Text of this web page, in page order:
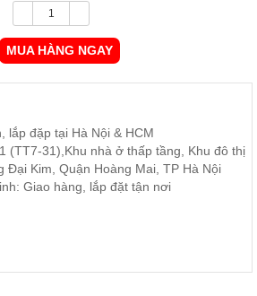
MUA HÀNG NGAY
lắp đặp tại Hà Nội & HCM
(TT7-31),Khu nhà ở thấp tầng, Khu đô thị
Đại Kim, Quận Hoàng Mai, TP Hà Nội
Giao hàng, lắp đặt tận nơi